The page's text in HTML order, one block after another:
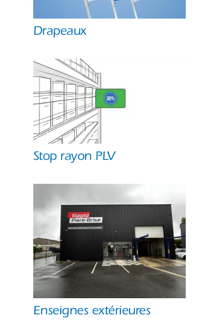
Drapeaux
Stop rayon PLV
Enseignes extérieures